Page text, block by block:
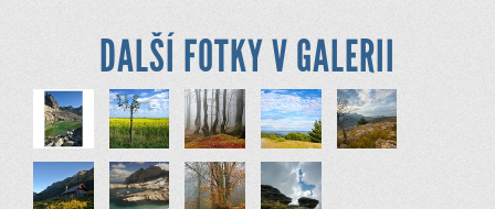
DALŠÍ FOTKY V GALERII